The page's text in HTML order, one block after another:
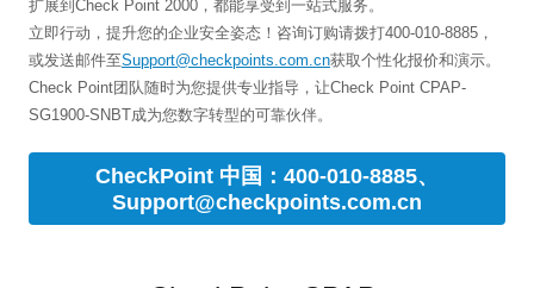
扩展到Check Point 2000，都能享受到一站式服务。
立即行动，提升您的企业安全姿态！咨询订购请拨打400-010-8885，
或发送邮件至Support@checkpoints.com.cn获取个性化报价和演示。
Check Point团队随时为您提供专业指导，让Check Point CPAP-
SG1900-SNBT成为您数字转型的可靠伙伴。
CheckPoint 中国：400-010-8885、
Support@checkpoints.com.cn